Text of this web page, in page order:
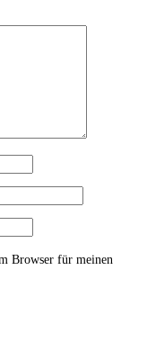
Browser für meinen